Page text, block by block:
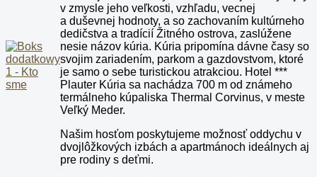
v zmysle jeho veľkosti, vzhľadu, vecnej
a duševnej hodnoty, a so zachovaním kultúrneho
dedičstva a tradícií Žitného ostrova, zaslúžene
nesie názov kúria. Kúria pripomína dávne časy so
svojim zariadením, parkom a gazdovstvom, ktoré
je samo o sebe turistickou atrakciou. Hotel ***
Plauter Kúria sa nachádza 700 m od známeho
termálneho kúpaliska Thermal Corvinus, v meste
Veľký Meder.
Našim hosťom poskytujeme možnosť oddychu v
dvojlôžkových izbách a apartmánoch ideálnych aj
pre rodiny s deťmi.